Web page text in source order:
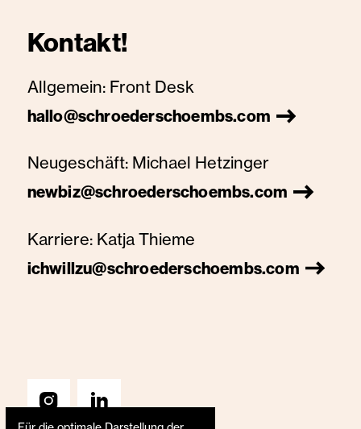
Kontakt!
Allgemein: Front Desk
hallo@schroederschoembs.com
Neugeschäft: Michael Hetzinger
newbiz@schroederschoembs.com
Karriere: Katja Thieme
ichwillzu@schroederschoembs.com